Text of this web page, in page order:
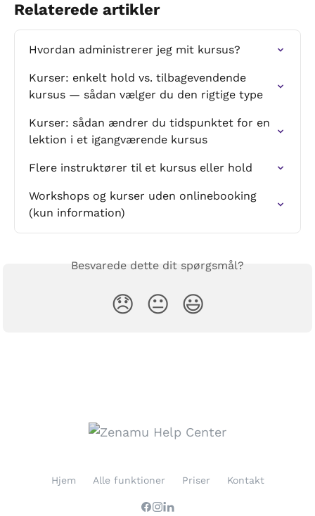
Relaterede artikler
Hvordan administrerer jeg mit kursus?
Kurser: enkelt hold vs. tilbagevendende
kursus — sådan vælger du den rigtige type
Kurser: sådan ændrer du tidspunktet for en
lektion i et igangværende kursus
Flere instruktører til et kursus eller hold
Workshops og kurser uden onlinebooking
(kun information)
Besvarede dette dit spørgsmål?
😞 😐 😃
Hjem Alle funktioner Priser Kontakt